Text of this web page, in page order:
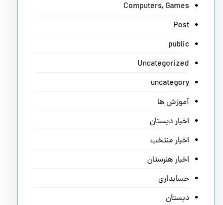
Computers, Games
Post
public
Uncategorized
uncategory
آموزش ها
اخبار دبستان
اخبار منتخب
اخبار هنرستان
حسابداری
دبستان